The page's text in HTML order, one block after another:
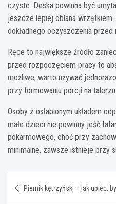
czyste. Deska powinna być
jeszcze lepiej oblana
dokładnego oczyszczenia przed
Ręce to największe źródło
przed rozpoczęciem pracy to
możliwe, warto używać
przy formowaniu porcji na talerzu.
Osoby z osłabionym układem
małe dzieci nie powinny jeść
pokarmowego, choć przy
minimalne, zawsze istnieje przy
wpisu
Piernik kętrzyński – jak upiec,